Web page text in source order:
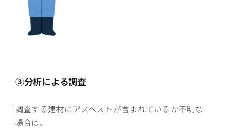
③分析による調査
調査する建材にアスベストが含まれているか不明な
場合は、